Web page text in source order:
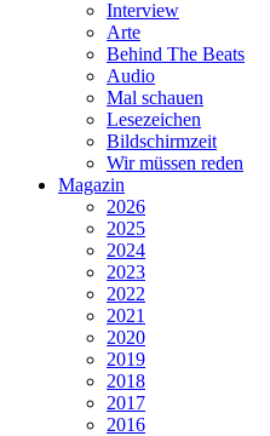
Interview
Arte
Behind The Beats
Audio
Mal schauen
Lesezeichen
Bildschirmzeit
Wir müssen reden
Magazin
2026
2025
2024
2023
2022
2021
2020
2019
2018
2017
2016